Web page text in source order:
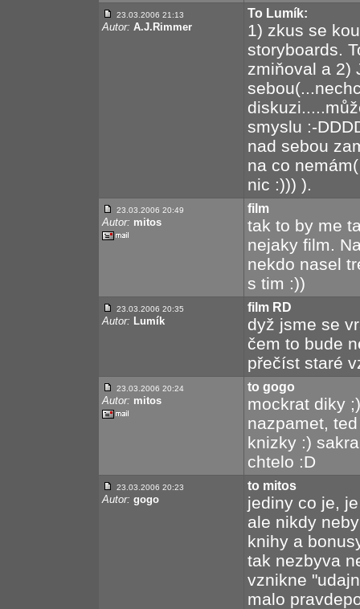
23.03.2006 21:13
Autor: A.J.Rimmer
To Lumík:
1) zkus se
storyboards.
zmiňoval a 2)
smyslu :-
nad sebou
na co
nic :))) ).
23.03.2006 20:49
Autor: mitos
film
tak to by me
nejaky film.
nekdo nasel
s tim :))
23.03.2006 20:35
Autor: Lumík
film RD
dyž jsme se
čem to bude
přečíst staré
23.03.2006 20:24
Autor: mitos
to gogo
mockrat diky
nazpamet,
knizky :)
chtelo :D
23.03.2006 20:23
Autor: gogo
to mitos
jediny co je,
ale nikdy
knihy a
tak nezbyva
vznikne
malo